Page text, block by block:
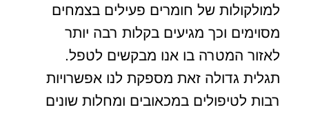
למולקולות של חומרים פעילים בצמחים
מסוימים וכך מגיעים בקלות רבה יותר
לאזור המטרה בו אנו מבקשים לטפל.
תגלית גדולה זאת מספקת לנו אפשרויות
רבות לטיפולים במכאובים ומחלות שונים